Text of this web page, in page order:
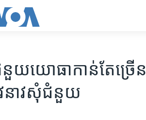
នួយ​យោធា​​កាន់​តែ​ច្រើន​
នាវ​សុំ​ជំនួយ